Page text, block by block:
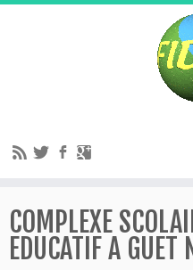
COMPLEXE
EDUCATIF A GUET